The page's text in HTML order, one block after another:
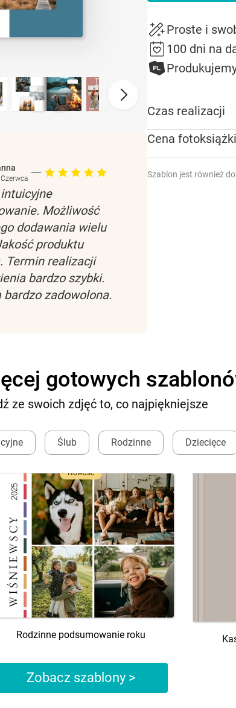
Możliwość
dodawania wielu
produktu
Termin realizacji
bardzo szybki.
zadowolona.
Proste i
100 dni na
Czas realizacji
Cena fotoksiążki
Szablon jest również
gotowych
ze swoich zdjęć to, co najpiękniejsze
Ślub Rodzinne Dziecięce
Nowość
Rodzinne podsumowanie roku
Zobacz szablony >